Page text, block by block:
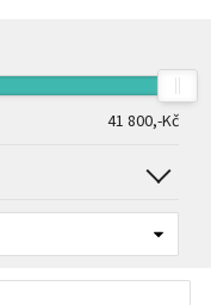
41 800,-Kč